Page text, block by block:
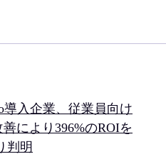
導入企業、従業員向け
により396%のROIを
判明